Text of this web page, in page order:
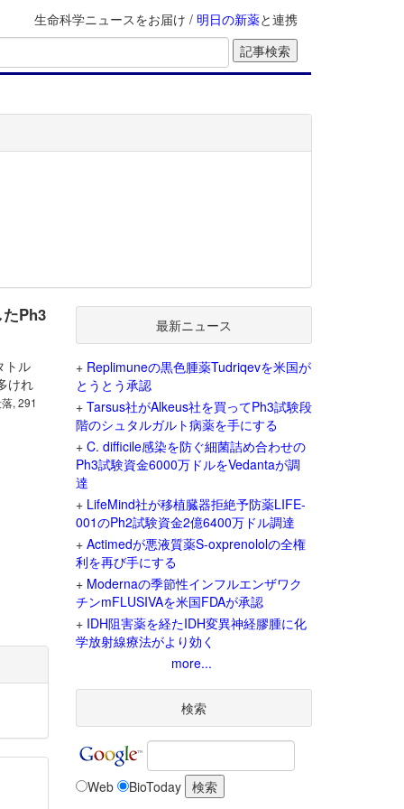
生命科学ニュースをお届け / 明日の新薬と連携
Ph3
トル
けれ
, 291
最新ニュース
+ Replimuneの黒色腫薬Tudriqevを米国が
とうとう承認
+ Tarsus社がAlkeus社を買ってPh3試験段
階のシュタルガルト病薬を手にする
+ C. difficile感染を防ぐ細菌詰め合わせの
Ph3試験資金6000万ドルをVedantaが調
達
+ LifeMind社が移植臓器拒絶予防薬LIFE-
001のPh2試験資金2億6400万ドル調達
+ Actimedが悪液質薬S-oxprenololの全権
利を再び手にする
+ Modernaの季節性インフルエンザワク
チンmFLUSIVAを米国FDAが承認
+ IDH阻害薬を経たIDH変異神経膠腫に化
学放射線療法がより効く
more...
検索
Web BioToday